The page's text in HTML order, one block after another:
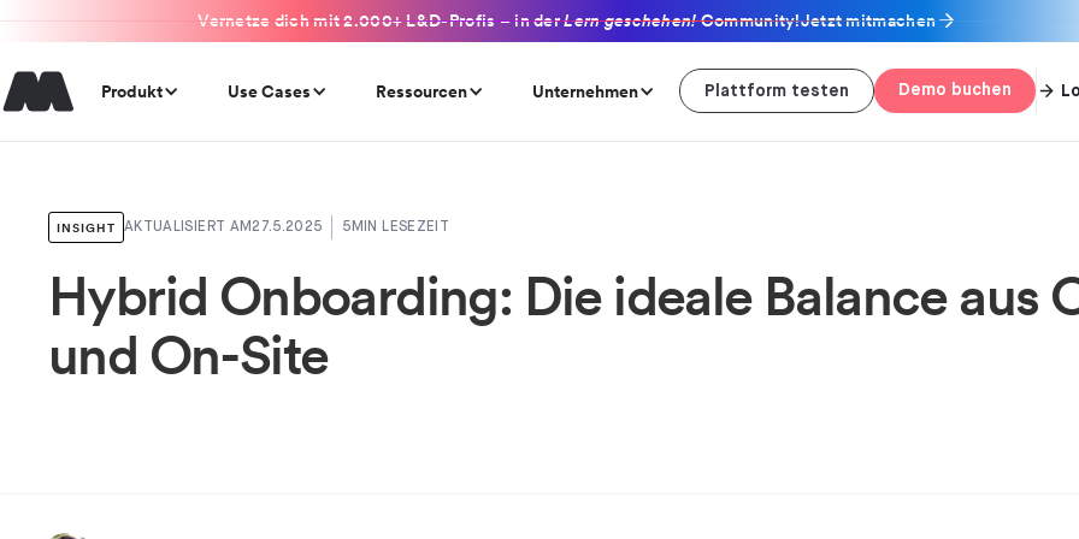
Vernetze dich mit 2.000+ L&D-Profis – in derLern geschehen!Community!Jetzt mitmachen
Produkt Use Cases Ressourcen Unternehmen Plattform testen Demo buchen
INSIGHT AKTUALISIERT AM27.5.2025 5 MIN LESEZEIT
Hybrid Onboarding: Die ideale Balance aus
und On-Site